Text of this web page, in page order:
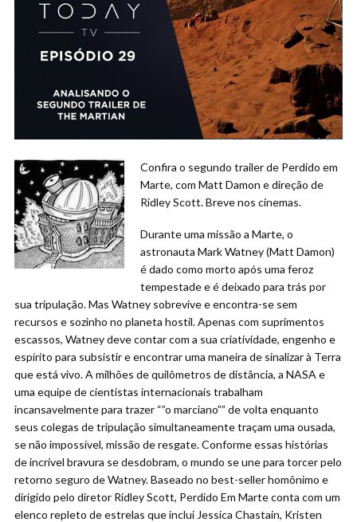
Confira o segundo trailer de Perdido em
Marte, com Matt Damon e direção de
Ridley Scott. Breve nos cinemas.
Durante uma missão a Marte, o
astronauta Mark Watney (Matt Damon)
é dado como morto após uma feroz
tempestade e é deixado para trás por
sua tripulação. Mas Watney sobrevive e encontra-se sem
recursos e sozinho no planeta hostil. Apenas com suprimentos
escassos, Watney deve contar com a sua criatividade, engenho e
espírito para subsistir e encontrar uma maneira de sinalizar à Terra
que está vivo. A milhões de quilômetros de distância, a NASA e
uma equipe de cientistas internacionais trabalham
incansavelmente para trazer “”o marciano”” de volta enquanto
seus colegas de tripulação simultaneamente traçam uma ousada,
se não impossível, missão de resgate. Conforme essas histórias
de incrível bravura se desdobram, o mundo se une para torcer pelo
retorno seguro de Watney. Baseado no best-seller homônimo e
dirigido pelo diretor Ridley Scott, Perdido Em Marte conta com um
elenco repleto de estrelas que inclui Jessica Chastain, Kristen